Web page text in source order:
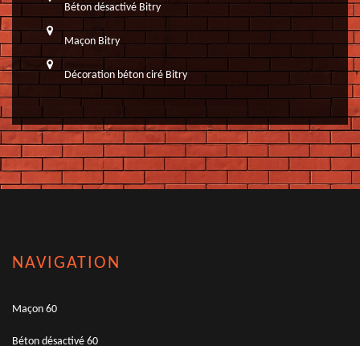
Béton désactivé Bitry
Maçon Bitry
Décoration béton ciré Bitry
NAVIGATION
Maçon 60
Béton désactivé 60